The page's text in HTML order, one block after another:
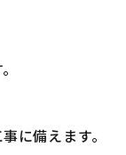
に備えます。